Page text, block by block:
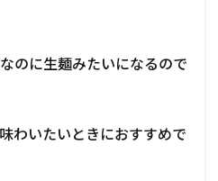
のに生麺みたいになるので
わいたいときにおすすめで